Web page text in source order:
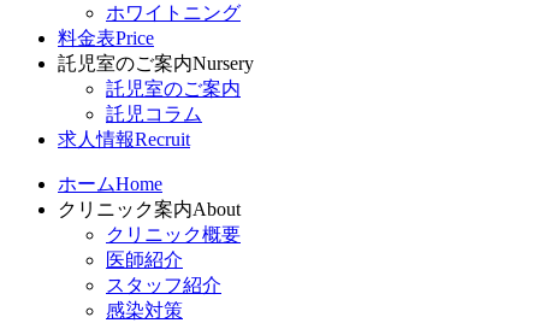
ホワイトニング
料金表Price
託児室のご案内Nursery
託児室のご案内
託児コラム
求人情報Recruit
ホームHome
クリニック案内About
クリニック概要
医師紹介
スタッフ紹介
感染対策